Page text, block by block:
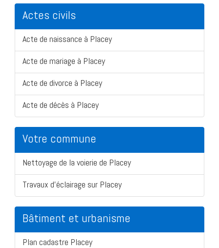
Actes civils
Acte de naissance à Placey
Acte de mariage à Placey
Acte de divorce à Placey
Acte de décès à Placey
Votre commune
Nettoyage de la voierie de Placey
Travaux d'éclairage sur Placey
Bâtiment et urbanisme
Plan cadastre Placey